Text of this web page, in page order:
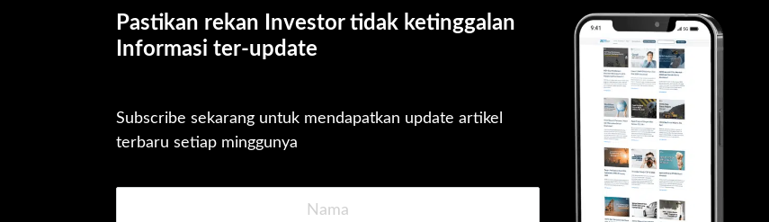
Pastikan rekan Investor tidak ketinggalan
Informasi ter-update
Subscribe sekarang untuk mendapatkan update artikel
terbaru setiap minggunya